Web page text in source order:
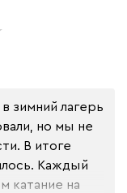
зимний лагерь
но мы не
В итоге
Каждый
катание на